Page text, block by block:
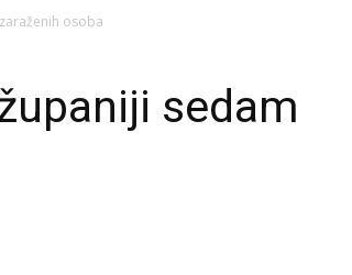
osoba
sedam